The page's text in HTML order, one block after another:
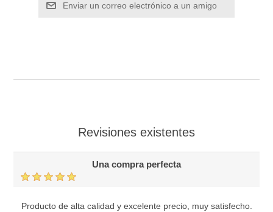
Enviar un correo electrónico a un amigo
Revisiones existentes
Una compra perfecta
Producto de alta calidad y excelente precio, muy satisfecho.